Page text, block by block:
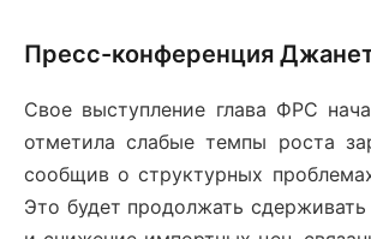
Пресс-конференция
Свое выступление глава ФРС
отметила слабые темпы роста
сообщив о структурных
Это будет продолжать